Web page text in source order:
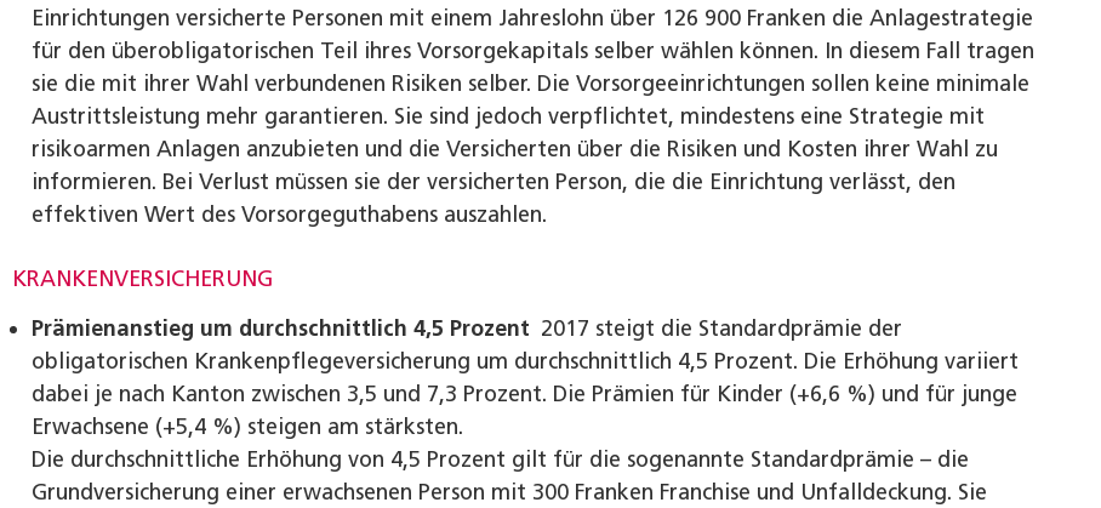
Einrichtungen versicherte Personen mit einem Jahreslohn über 126 900 Franken die Anlagestrategie
für den überobligatorischen Teil ihres Vorsorgekapitals selber wählen können. In diesem Fall tragen
sie die mit ihrer Wahl verbundenen Risiken selber. Die Vorsorgeeinrichtungen sollen keine minimale
Austrittsleistung mehr garantieren. Sie sind jedoch verpflichtet, mindestens eine Strategie mit
risikoarmen Anlagen anzubieten und die Versicherten über die Risiken und Kosten ihrer Wahl zu
informieren. Bei Verlust müssen sie der versicherten Person, die die Einrichtung verlässt, den
effektiven Wert des Vorsorgeguthabens auszahlen.
KRANKENVERSICHERUNG
Prämienanstieg um durchschnittlich 4,5 Prozent 2017 steigt die Standardprämie der
obligatorischen Krankenpflegeversicherung um durchschnittlich 4,5 Prozent. Die Erhöhung variiert
dabei je nach Kanton zwischen 3,5 und 7,3 Prozent. Die Prämien für Kinder (+6,6 %) und für junge
Erwachsene (+5,4 %) steigen am stärksten.
Die durchschnittliche Erhöhung von 4,5 Prozent gilt für die sogenannte Standardprämie – die
Grundversicherung einer erwachsenen Person mit 300 Franken Franchise und Unfalldeckung. Sie